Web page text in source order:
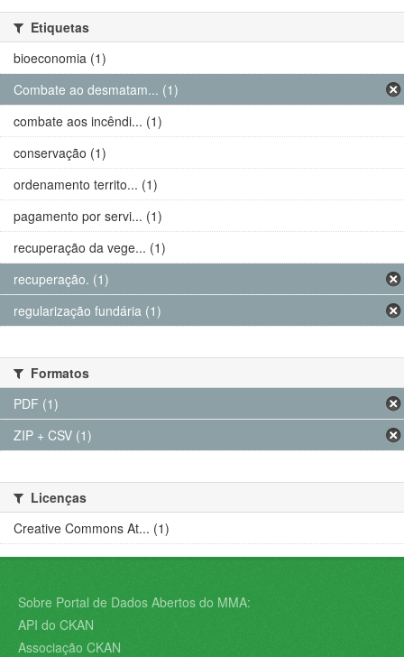
Etiquetas
bioeconomia (1)
Combate ao desmatam... (1)
combate aos incêndi... (1)
conservação (1)
ordenamento territo... (1)
pagamento por servi... (1)
recuperação da vege... (1)
recuperação. (1)
regularização fundária (1)
Formatos
PDF (1)
ZIP + CSV (1)
Licenças
Creative Commons At... (1)
Sobre Portal de Dados Abertos do MMA:
API do CKAN
Associação CKAN